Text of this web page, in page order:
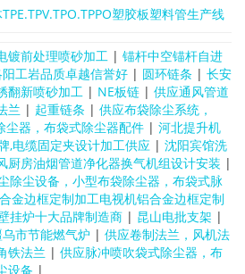
塑胶板塑料管生产线
镀前处理喷砂加工 | 锚杆中空锚杆自进
工岩品质卓越信誉好 | 圆环链条 | 长安
翻新喷砂加工 | NE板链 | 供应通风管道
兰 | 起重链条 | 供应布袋除尘系统，
尘器，布袋式除尘器配件 | 河北提升机
,电缆固定夹设计加工供应 | 沈阳宾馆洗
厨房油烟管道净化器换气机组设计安装 |
除尘设备，小型布袋除尘器，布袋式脉
金边框定制加工电视机铝合金边框定制
挂炉十大品牌制造商 | 昆山电批支架 |
市节能燃气炉 | 供应卷制法兰，风机法
铁法兰 | 供应脉冲喷吹袋式除尘器，布
设备 |